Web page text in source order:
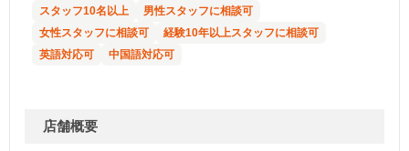
スタッフ10名以上
男性スタッフに相談可
女性スタッフに相談可
経験10年以上スタッフに相談可
英語対応可
中国語対応可
店舗概要